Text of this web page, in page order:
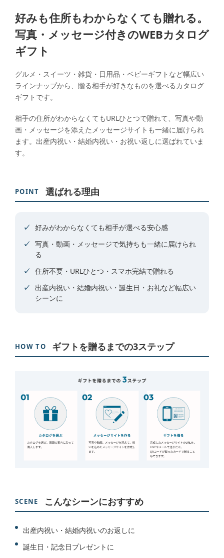
好みも住所もわからなくても贈れる。
写真・メッセージ付きのWEBカタログ
ギフト
グルメ・スイーツ・雑貨・日用品・ベビーギフトなど幅広い
ラインナップから、贈る相手が好きなものを選べるカタログ
ギフトです。
相手の住所がわからなくてもURLひとつで贈れて、写真や動
画・メッセージを添えたメッセージサイトも一緒に届けられ
ます。出産内祝い・結婚内祝い・お祝い返しに選ばれていま
す。
POINT 選ばれる理由
好みがわからなくても相手が選べる安心感
写真・動画・メッセージで気持ちも一緒に届けられ
る
住所不要・URLひとつ・スマホ完結で贈れる
出産内祝い・結婚内祝い・誕生日・お礼など幅広い
シーンに
HOW TO ギフトを贈るまでの3ステップ
SCENE こんなシーンにおすすめ
出産内祝い・結婚内祝いのお返しに
誕生日・記念日プレゼントに